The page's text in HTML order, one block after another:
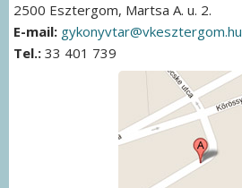
2500 Esztergom, Martsa A. u. 2.
E-mail: gykonyvtar@vkesztergom.hu
Tel.: 33 401 739